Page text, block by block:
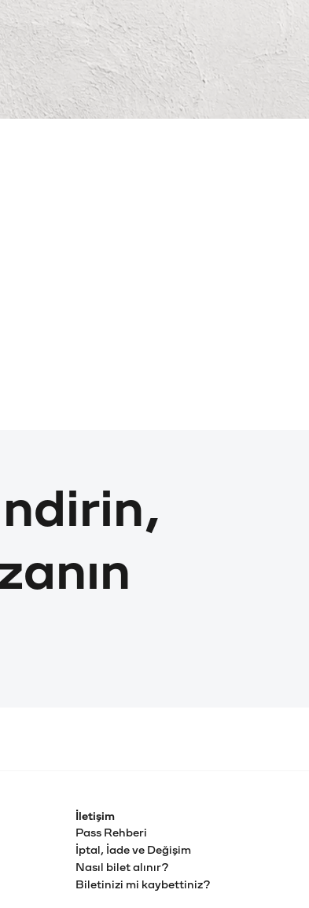
edinen şarkılarını ilk kez aynı
Ertem, Jehan Barbur, Kalben,
İletişim
Pass Rehberi
İptal, İade ve Değişim
Nasıl bilet alınır?
Biletinizi mi kaybettiniz?